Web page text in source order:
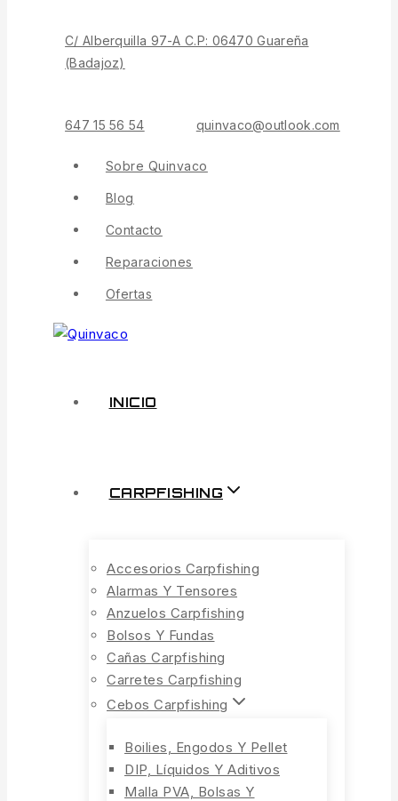
C/ Alberquilla 97-A C.P: 06470 Guareña
(Badajoz)
647 15 56 54 quinvaco@outlook.com
Sobre Quinvaco
Blog
Contacto
Reparaciones
Ofertas
INICIO
CARPFISHING
Accesorios Carpfishing
Alarmas Y Tensores
Anzuelos Carpfishing
Bolsos Y Fundas
Cañas Carpfishing
Carretes Carpfishing
Cebos Carpfishing
Boilies, Engodos Y Pellet
DIP, Líquidos Y Aditivos
Malla PVA, Bolsas Y